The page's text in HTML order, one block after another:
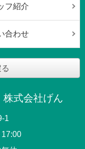
フ紹介
合わせ
式会社げん
1
17:00